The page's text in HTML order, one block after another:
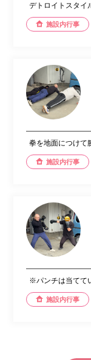
デトロイトスタイ
施設内行事
拳を地面につけて
施設内行事
※パンチは当てて
施設内行事